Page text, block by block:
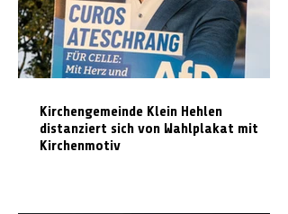
Kirchengemeinde Klein Hehlen
distanziert sich von Wahlplakat mit
Kirchenmotiv